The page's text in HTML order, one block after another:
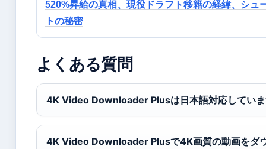
520%昇給の真相、現役ドラフト移籍の経緯、シュ
トの秘密
よくある質問
4K Video Downloader Plusは日本語対応してい
4K Video Downloader Plusで4K画質の動画をダ